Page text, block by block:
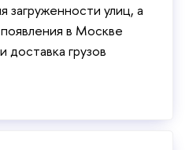
загруженности улиц, а
в Москве
доставка грузов